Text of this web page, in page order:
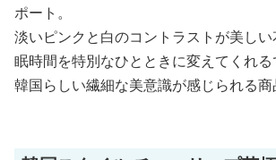
ポート。
淡いピンクと白のコントラストが美し
眠時間を特別なひとときに変えてくれる
韓国らしい繊細な美意識が感じられる商